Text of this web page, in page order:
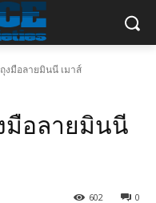
งมือลายมินนี เมาส์
มือลายมินนี
0
602